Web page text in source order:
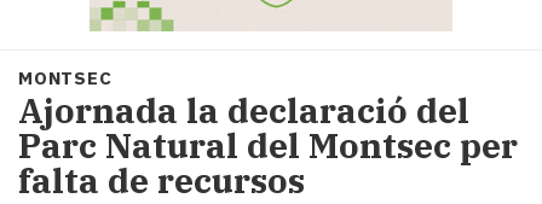
Societat
Política
i
municipis
Economia
MONTSEC
Ajornada la declaració del
Parc Natural del Montsec per
falta de recursos